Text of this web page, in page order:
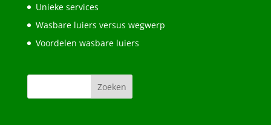
Unieke services
Wasbare luiers versus wegwerp
Voordelen wasbare luiers